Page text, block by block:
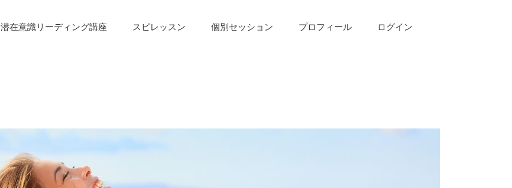
潜在意識リーディング講座 スピレッスン 個別セッション プロフィール ログイン